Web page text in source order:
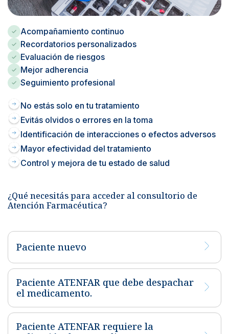
Acompañamiento continuo
Recordatorios personalizados
Evaluación de riesgos
Mejor adherencia
Seguimiento profesional
No estás solo en tu tratamiento
Evitás olvidos o errores en la toma
Identificación de interacciones o efectos adversos
Mayor efectividad del tratamiento
Control y mejora de tu estado de salud
¿Qué necesitás para acceder al consultorio de
Atención Farmacéutica?
Paciente nuevo
Paciente ATENFAR que debe despachar
el medicamento.
Paciente ATENFAR requiere la